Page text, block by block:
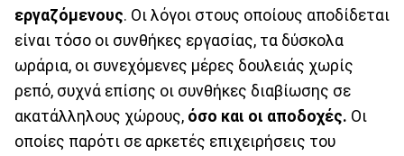
εργαζόμενους. Οι λόγοι στους οποίους αποδίδεται
είναι τόσο οι συνθήκες εργασίας, τα δύσκολα
ωράρια, οι συνεχόμενες μέρες δουλειάς χωρίς
ρεπό, συχνά επίσης οι συνθήκες διαβίωσης σε
ακατάλληλους χώρους, όσο και οι αποδοχές. Οι
οποίες παρότι σε αρκετές επιχειρήσεις του